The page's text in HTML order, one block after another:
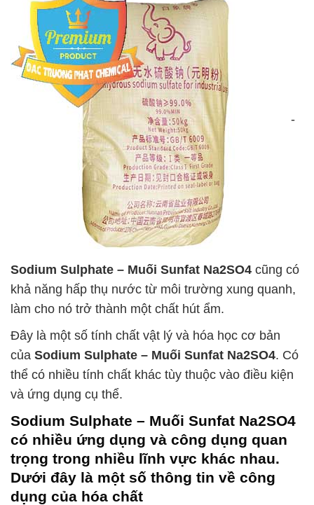
-
Sodium Sulphate – Muối Sunfat Na2SO4 cũng có
khả năng hấp thụ nước từ môi trường xung quanh,
làm cho nó trở thành một chất hút ẩm.
Đây là một số tính chất vật lý và hóa học cơ bản
của Sodium Sulphate – Muối Sunfat Na2SO4. Có
thể có nhiều tính chất khác tùy thuộc vào điều kiện
và ứng dụng cụ thể.
Sodium Sulphate – Muối Sunfat Na2SO4
có nhiều ứng dụng và công dụng quan
trọng trong nhiều lĩnh vực khác nhau.
Dưới đây là một số thông tin về công
dụng của hóa chất